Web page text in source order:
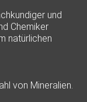
und
Chemiker
natürlichen
von Mineralien.